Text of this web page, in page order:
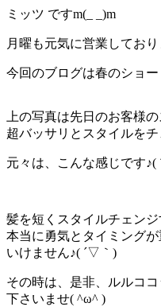
ミッツ ですm(_ _)m
月曜も元気に営業してお
今回のブログは春のショー
上の写真は先日のお客様
超バッサリとスタイルを
元々は、こんな感じです♪(
髪を短くスタイルチェン
本当に勇気とタイミング
いけません♪( ´▽｀)
その時は、是非、ルルコ
下さいませ( ^ω^ )